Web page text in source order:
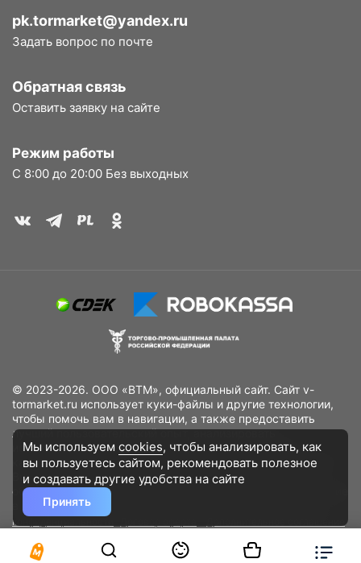
pk.tormarket@yandex.ru
Задать вопрос по почте
Обратная связь
Оставить заявку на сайте
Режим работы
С 8:00 до 20:00 Без выходных
© 2023-2026. ООО «ВТМ», официальный сайт. Сайт v-
tormarket.ru использует куки-файлы и другие технологии,
чтобы помочь вам в навигации, а также предоставить
лучший пользовательский опыт, анализировать
использование наших продуктов и услуг, повысить
качество рекламных и маркетинговых активностей. Если
Вы не хотите, чтобы Ваши пользовательские данные
обрабатывались, пожалуйста, ограничьте их использование
в своём браузере.
конфиденциальности
Разработано DST Global
Мы используем cookies, чтобы анализировать, как
вы пользуетесь сайтом, рекомендовать полезное
и создавать другие удобства на сайте
Принять